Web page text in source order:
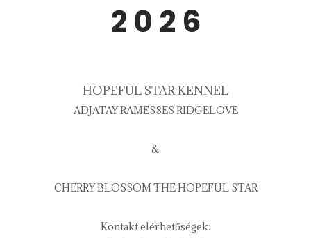
2 0 2 6
HOPEFUL STAR KENNEL
ADJATAY RAMESSES RIDGELOVE
&
CHERRY BLOSSOM THE HOPEFUL STAR
Kontakt elérhetőségek: